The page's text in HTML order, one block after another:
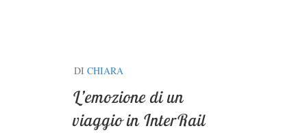
DI CHIARA
L’emozione di un
viaggio in InterRail